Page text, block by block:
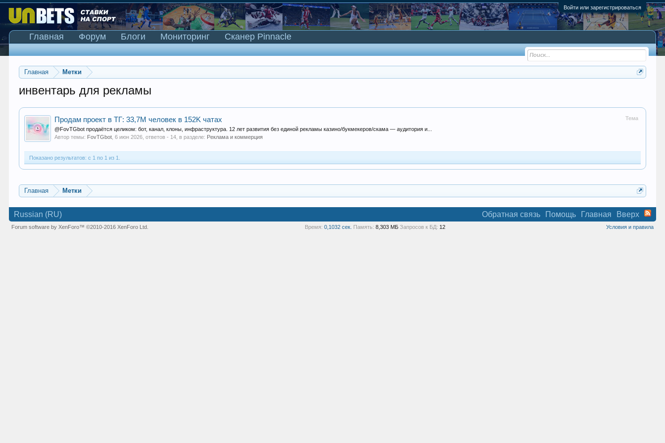
Войти или зарегистрироваться
Главная Метки
инвентарь для рекламы
Тема
Продам проект в ТГ: 33,7M человек в 152K чатах
@FovTGbot продаётся целиком: бот, канал, клоны, инфраструктура. 12 лет развития без единой рекламы казино/букмекеров/скама — аудитория и...
Автор темы: FovTGbot ,6 июн 2026 , ответов - 14, в разделе: Реклама и коммерция
Показано результатов: с 1 по 1 из 1.
Главная Метки
Главная Форум Блоги Мониторинг Сканер Pinnacle
Russian (RU) Обратная связь Помощь Главная Вверх
Условия и правила
Forum software by XenForo™©2010-2016 XenForo Ltd. Время: 0,1032 сек. Память: 8,303 МБ Запросов к БД: 12